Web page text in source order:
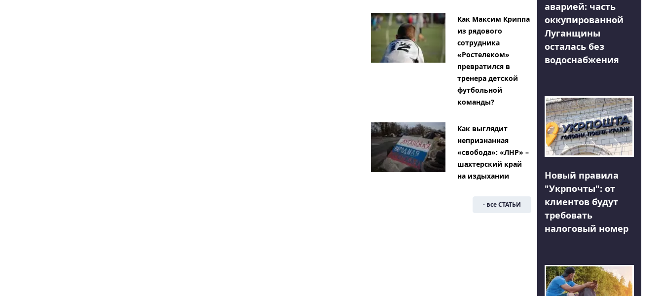
Как Максим Криппа
из рядового
сотрудника
«Ростелеком»
превратился в
тренера детской
футбольной
команды?
Как выглядит
непризнанная
«свобода»: «ЛНР» –
шахтерский край
на издыхании
- все СТАТЬИ
аварией: часть
оккупированной
Луганщины
осталась без
водоснабжения
Новый правила
"Укрпочты": от
клиентов будут
требовать
налоговый номер